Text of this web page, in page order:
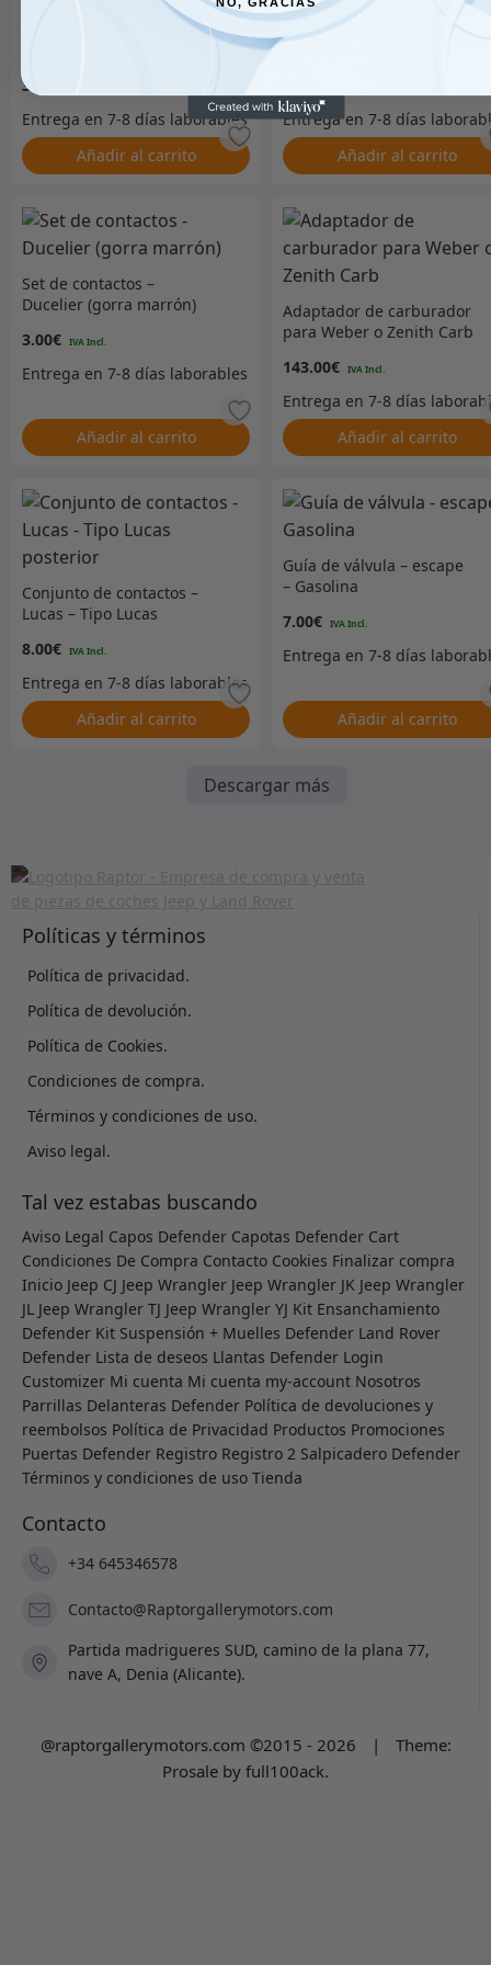
Junta tapa de balancines
3.00
Añadir al carrito
Varilla de empuje – 4
Añadir al carrito
Set de contactos –
Ducelier (gorra marrón)
3.00€
Añadir al carrito
Adaptador de carburador
para Weber o Zenith Carb
143.00€
Añadir al carrito
Conjunto de contactos –
Lucas – Tipo Lucas
8.00€
Añadir al carrito
Guía de válvula – escape
– Gasolina
7.00€
Añadir al carrito
Descargar más
Políticas y términos
Política de privacidad.
Política de devolución.
Política de Cookies.
Condiciones de compra.
Términos y condiciones de uso.
Aviso legal.
Tal vez estabas buscando
Aviso Legal Capos Defender Capotas Defender Cart
Condiciones De Compra Contacto Cookies Finalizar compra
Inicio Jeep CJ Jeep Wrangler Jeep Wrangler JK Jeep Wrangler
JL Jeep Wrangler TJ Jeep Wrangler YJ Kit Ensanchamiento
Defender Kit Suspensión + Muelles Defender Land Rover
Defender Lista de deseos Llantas Defender Login
Customizer Mi cuenta Mi cuenta my-account Nosotros
Parrillas Delanteras Defender Política de devoluciones y
reembolsos Política de Privacidad Productos Promociones
Puertas Defender Registro Registro 2 Salpicadero Defender
Términos y condiciones de uso Tienda
Contacto
+34 645346578
Contacto@Raptorgallerymotors.com
Partida madrigueres SUD, camino de la plana 77,
nave A, Denia (Alicante).
@raptorgallerymotors.com ©2015 - 2026 |
Theme:
Prosale by full100ack.